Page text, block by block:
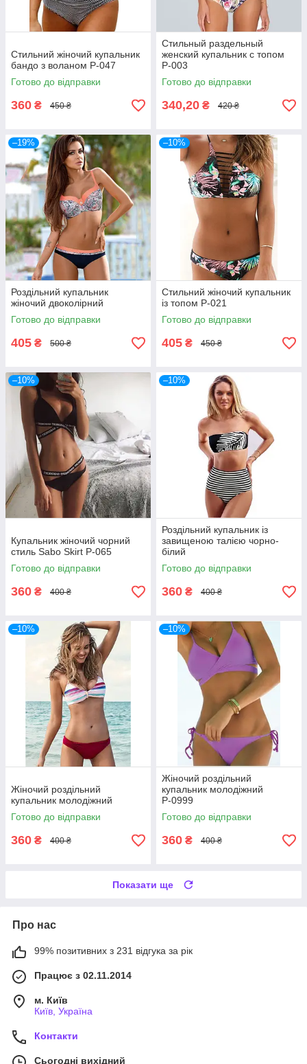
Стильний жіночий купальник
бандо з воланом Р-047
Готово до відправки
360 ₴ 450 ₴
Стильный раздельный
женский купальник с топом
Р-003
Готово до відправки
340,20 ₴ 420 ₴
–19%
Роздільний купальник
жіночий двоколірний
Готово до відправки
405 ₴ 500 ₴
–10%
Стильний жіночий купальник
із топом Р-021
Готово до відправки
405 ₴ 450 ₴
–10%
Купальник жіночий чорний
стиль Sabo Skirt Р-065
Готово до відправки
360 ₴ 400 ₴
–10%
Роздільний купальник із
завищеною талією чорно-
білий
Готово до відправки
360 ₴ 400 ₴
–10%
Жіночий роздільний
купальник молодіжний
Готово до відправки
360 ₴ 400 ₴
–10%
Жіночий роздільний
купальник молодіжний
Р-0999
Готово до відправки
360 ₴ 400 ₴
Показати ще
Про нас
99% позитивних з 231 відгука за рік
Працює з 02.11.2014
м. Київ
Київ, Україна
Контакти
Сьогодні вихідний